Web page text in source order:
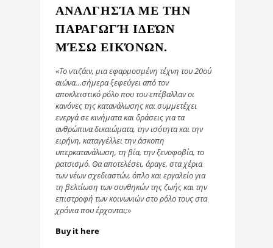
ΑΝΑΛΓΗΣΊΑ ΜΕ ΤΗΝ
ΠΑΡΑΓΩΓΉ ΙΔΕΏΝ
ΜΈΣΩ ΕΙΚΌΝΩΝ.
«Το ντιζάιν, μια εφαρμοσμένη τέχνη του 20ού
αιώνα…σήμερα ξεφεύγει από τον
αποκλειστικό ρόλο που του επέβαλλαν οι
κανόνες της κατανάλωσης και συμμετέχει
ενεργά σε κινήματα και δράσεις για τα
ανθρώπινα δικαιώματα, την ισότητα και την
ειρήνη, καταγγέλλει την άσκοπη
υπερκατανάλωση, τη βία, την ξενοφοβία, το
ρατσισμό. Θα αποτελέσει, άραγε, στα χέρια
των νέων σχεδιαστών, όπλο και εργαλείο για
τη βελτίωση των συνθηκών της ζωής και την
επιστροφή των κοινωνιών στο ρόλο τους στα
χρόνια που έρχονται;»
Buy it here